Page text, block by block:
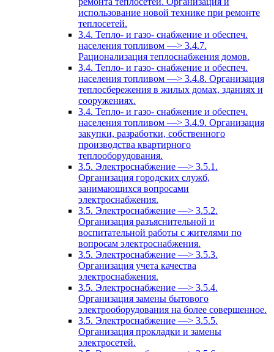
использование новой технике при ремонте
теплосетей.
3.4. Тепло- и газо- снабжение и обеспеч.
населения топливом —> 3.4.7.
Рационализация теплоснабжения домов.
3.4. Тепло- и газо- снабжение и обеспеч.
населения топливом —> 3.4.8. Организация
теплосбережения в жилых домах, зданиях и
сооружениях.
3.4. Тепло- и газо- снабжение и обеспеч.
населения топливом —> 3.4.9. Организация
закупки, разработки, собственного
производства квартирного
теплооборудования.
3.5. Электроснабжение —> 3.5.1.
Организация городских служб,
занимающихся вопросами
электроснабжения.
3.5. Электроснабжение —> 3.5.2.
Организация разъяснительной и
воспитательной работы с жителями по
вопросам электроснабжения.
3.5. Электроснабжение —> 3.5.3.
Организация учета качества
электроснабжения.
3.5. Электроснабжение —> 3.5.4.
Организация замены бытового
электрооборудования на более совершенное.
3.5. Электроснабжение —> 3.5.5.
Организация прокладки и замены
электросетей.